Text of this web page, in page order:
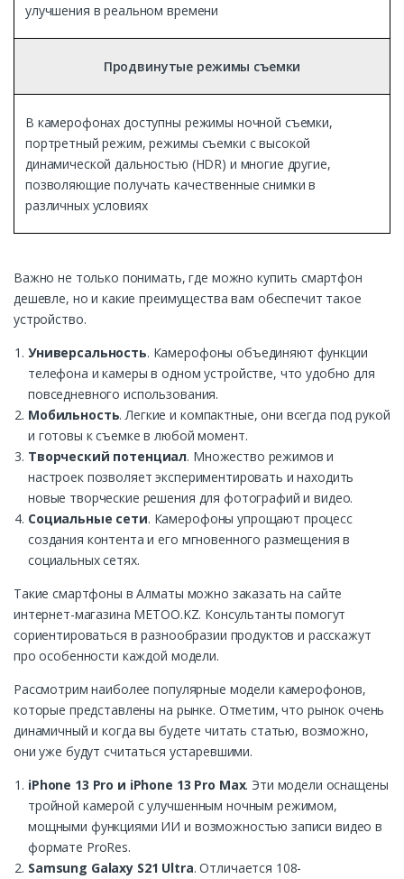
улучшения в реальном времени
Продвинутые режимы съемки
В камерофонах доступны режимы ночной съемки,
портретный режим, режимы съемки с высокой
динамической дальностью (HDR) и многие другие,
позволяющие получать качественные снимки в
различных условиях
Важно не только понимать, где можно купить смартфон
дешевле, но и какие преимущества вам обеспечит такое
устройство.
Универсальность. Камерофоны объединяют функции
телефона и камеры в одном устройстве, что удобно для
повседневного использования.
Мобильность. Легкие и компактные, они всегда под рукой
и готовы к съемке в любой момент.
Творческий потенциал. Множество режимов и
настроек позволяет экспериментировать и находить
новые творческие решения для фотографий и видео.
Социальные сети. Камерофоны упрощают процесс
создания контента и его мгновенного размещения в
социальных сетях.
Такие смартфоны в Алматы можно заказать на сайте
интернет-магазина METOO.KZ. Консультанты помогут
сориентироваться в разнообразии продуктов и расскажут
про особенности каждой модели.
Рассмотрим наиболее популярные модели камерофонов,
которые представлены на рынке. Отметим, что рынок очень
динамичный и когда вы будете читать статью, возможно,
они уже будут считаться устаревшими.
iPhone 13 Pro и iPhone 13 Pro Max. Эти модели оснащены
тройной камерой с улучшенным ночным режимом,
мощными функциями ИИ и возможностью записи видео в
формате ProRes.
Samsung Galaxy S21 Ultra. Отличается 108-